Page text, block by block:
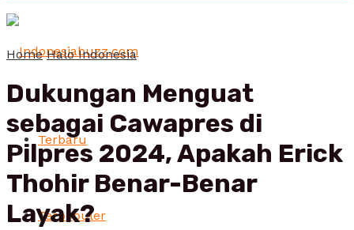
Terbaru
Terpopuler
Home Halo Indonesia
Dukungan Menguat
sebagai Cawapres di
Pilpres 2024, Apakah Erick
Thohir Benar-Benar
Layak?